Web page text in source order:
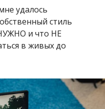
удалось
стиль
и что НЕ
в живых до